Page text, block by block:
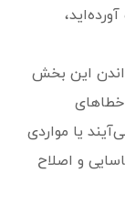
این بخش
یا مواردی
و اصلاح